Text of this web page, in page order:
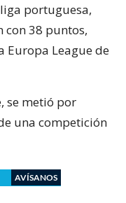
portuguesa,
con 38 puntos,
Europa League de
se metió por
una competición
AVÍSANOS